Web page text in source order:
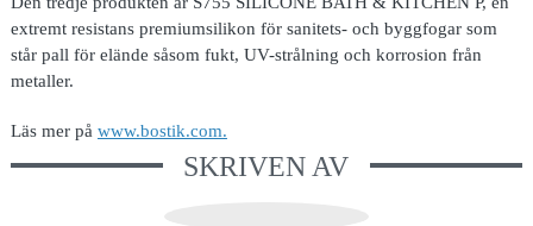
extremt resistans premiumsilikon för sanitets- och byggfogar som
står pall för elände såsom fukt, UV-strålning och korrosion från
metaller.
Läs mer på www.bostik.com.
SKRIVEN AV